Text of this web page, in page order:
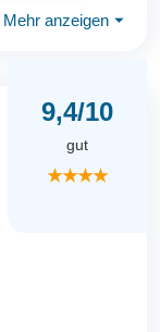
Mehr anzeigen ⏷
9,4/10
gut
★★★★